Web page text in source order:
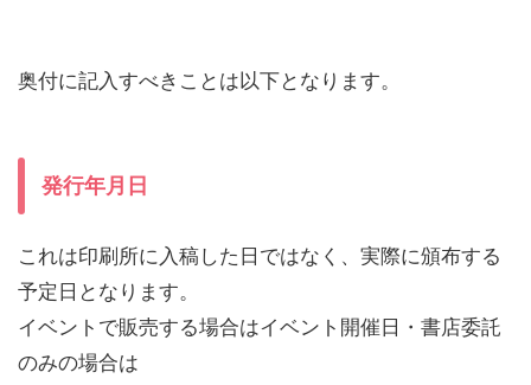
奥付に記入すべきことは以下となります。
発行年月日
これは印刷所に入稿した日ではなく、実際に頒布する
予定日となります。
イベントで販売する場合はイベント開催日・書店委託
のみの場合は